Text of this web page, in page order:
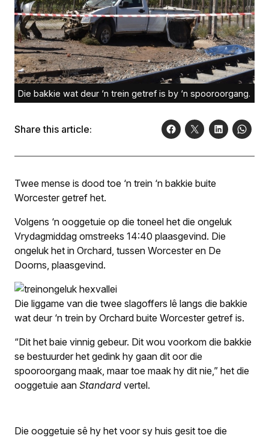
Die bakkie wat deur ‘n trein getref is by ‘n spooroorgang.
Share this article:
Twee mense is dood toe ‘n trein ‘n bakkie buite
Worcester getref het.
Volgens ‘n ooggetuie op die toneel het die ongeluk
Vrydagmiddag omstreeks 14:40 plaasgevind. Die
ongeluk het in Orchard, tussen Worcester en De
Doorns, plaasgevind.
Die liggame van die twee slagoffers lê langs die bakkie
wat deur ‘n trein by Orchard buite Worcester getref is.
“Dit het baie vinnig gebeur. Dit wou voorkom die bakkie
se bestuurder het gedink hy gaan dit oor die
spooroorgang maak, maar toe maak hy dit nie,” het die
ooggetuie aan Standard vertel.
Die ooggetuie sê hy het voor sy huis gesit toe die